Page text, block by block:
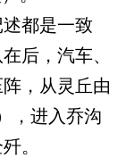
都是一致
后，汽车、
，从灵丘由
，进入乔沟
。